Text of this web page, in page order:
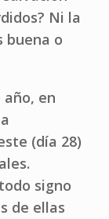
Ni la
buena o
en
(día 28)
signo
de ellas